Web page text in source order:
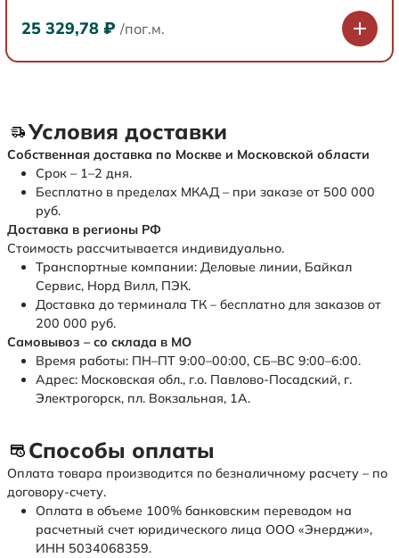
25 329,78 ₽ /пог.м.
Условия доставки
Собственная доставка по Москве и Московской области
Срок – 1–2 дня.
Бесплатно в пределах МКАД – при заказе от 500 000
руб.
Доставка в регионы РФ
Стоимость рассчитывается индивидуально.
Транспортные компании: Деловые линии, Байкал
Сервис, Норд Вилл, ПЭК.
Доставка до терминала ТК – бесплатно для заказов от
200 000 руб.
Самовывоз – со склада в МО
Время работы: ПН–ПТ 9:00–00:00, СБ–ВС 9:00–6:00.
Адрес: Московская обл., г.о. Павлово-Посадский, г.
Электрогорск, пл. Вокзальная, 1А.
Способы оплаты
Оплата товара производится по безналичному расчету – по
договору-счету.
Оплата в объеме 100% банковским переводом на
расчетный счет юридического лица ООО «Энерджи»,
ИНН 5034068359.